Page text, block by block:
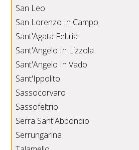
San Leo
San Lorenzo In Campo
Sant'Agata Feltria
Sant'Angelo In Lizzola
Sant'Angelo In Vado
Sant'Ippolito
Sassocorvaro
Sassofeltrio
Serra Sant'Abbondio
Serrungarina